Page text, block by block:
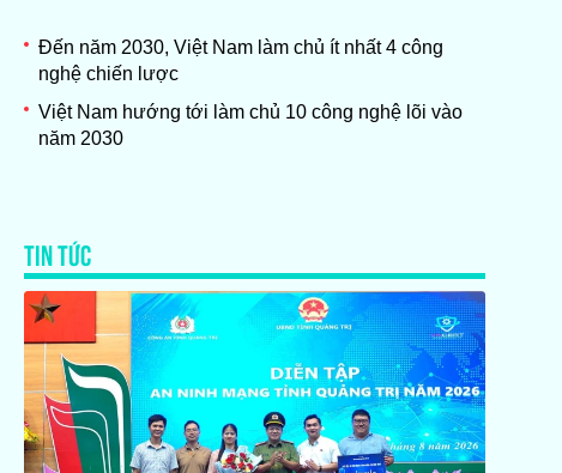
Đến năm 2030, Việt Nam làm chủ ít nhất 4 công
nghệ chiến lược
Việt Nam hướng tới làm chủ 10 công nghệ lõi vào
năm 2030
TIN TỨC